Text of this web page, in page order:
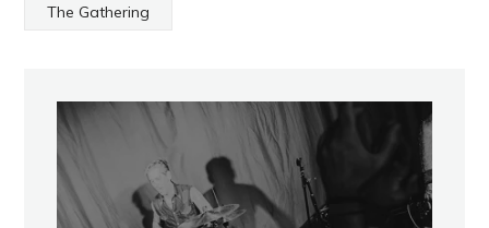
The Gathering